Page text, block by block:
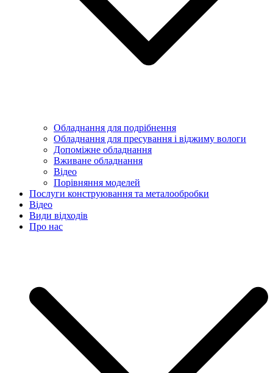
Обладнання для подрібнення
Обладнання для пресування і віджиму вологи
Допоміжне обладнання
Вживане обладнання
Відео
Порівняння моделей
Послуги конструювання та металообробки
Відео
Види відходів
Про нас